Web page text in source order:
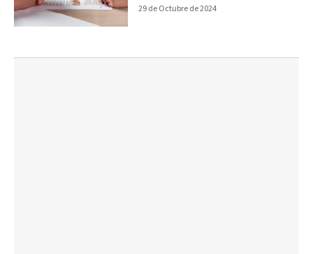
29 de Octubre de 2024